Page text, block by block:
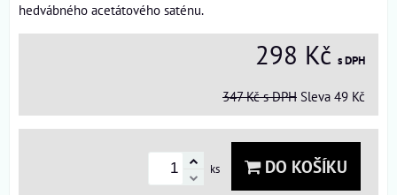
hedvábného acetátového saténu.
298 Kč s DPH
347 Kč s DPH Sleva 49 Kč
ks DO KOŠÍKU